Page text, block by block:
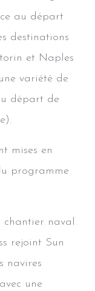
au départ
destinations
et Naples
variété de
départ de
mises en
programme
naval
rejoint Sun
navires
une